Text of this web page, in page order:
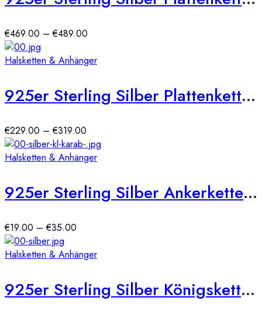
€469.00 –€489.00
bis
Halsketten & Anhänger
925er Sterling Silber Plattenkette Massiv 6 mm (rhodiniert)
€229.00 –€319.00
€229.00
bis
Halsketten & Anhänger
925er Sterling Silber Ankerkette Massiv 1,4 mm
€19.00 –€35.00
bis
Halsketten & Anhänger
925er Sterling Silber Königskette Massiv 6,90 mm (rhodniert)